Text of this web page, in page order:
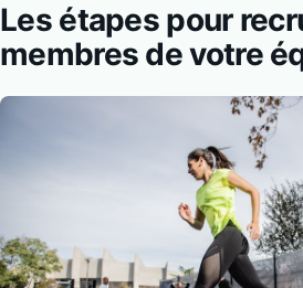
Les étapes pour
membres de votre